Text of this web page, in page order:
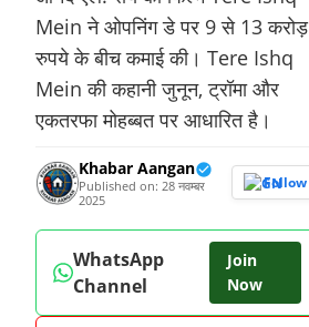
Mein ने ओपनिंग डे पर 9 से 13 करोड़
रुपये के बीच कमाई की। Tere Ishq
Mein की कहानी जुनून, ट्रॉमा और
एकतरफा मोहब्बत पर आधारित है।
Khabar Aangan
Published on: 28 नवम्बर
2025
Follow
WhatsApp
Channel
Join
Now